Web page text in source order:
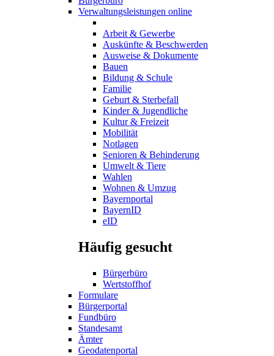
Verwaltungsleistungen online
Arbeit & Gewerbe
Auskünfte & Beschwerden
Ausweise & Dokumente
Bauen
Bildung & Schule
Familie
Geburt & Sterbefall
Kinder & Jugendliche
Kultur & Freizeit
Mobilität
Notlagen
Senioren & Behinderung
Umwelt & Tiere
Wahlen
Wohnen & Umzug
Bayernportal
BayernID
eID
Häufig gesucht
Bürgerbüro
Wertstoffhof
Formulare
Bürgerportal
Fundbüro
Standesamt
Ämter
Geodatenportal